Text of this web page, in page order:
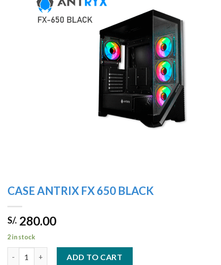
CASE ANTRIX FX 650 BLACK
S/. 280.00
2 in stock
ADD TO CART